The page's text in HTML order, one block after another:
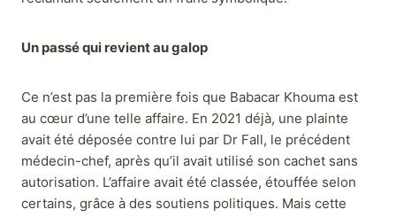
Un passé qui revient au galop
Ce n’est pas la première fois que Babacar Khouma est
au cœur d’une telle affaire. En 2021 déjà, une plainte
avait été déposée contre lui par Dr Fall, le précédent
médecin-chef, après qu’il avait utilisé son cachet sans
autorisation. L’affaire avait été classée, étouffée selon
certains, grâce à des soutiens politiques. Mais cette